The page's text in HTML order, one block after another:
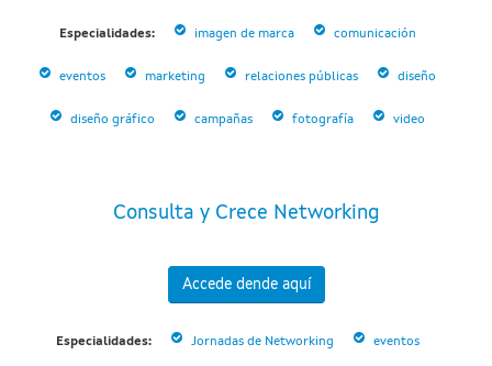
Especialidades: imagen de marca comunicación
eventos marketing relaciones públicas diseño
diseño gráfico campañas fotografía video
Consulta y Crece Networking
Accede dende aquí
Especialidades: Jornadas de Networking eventos